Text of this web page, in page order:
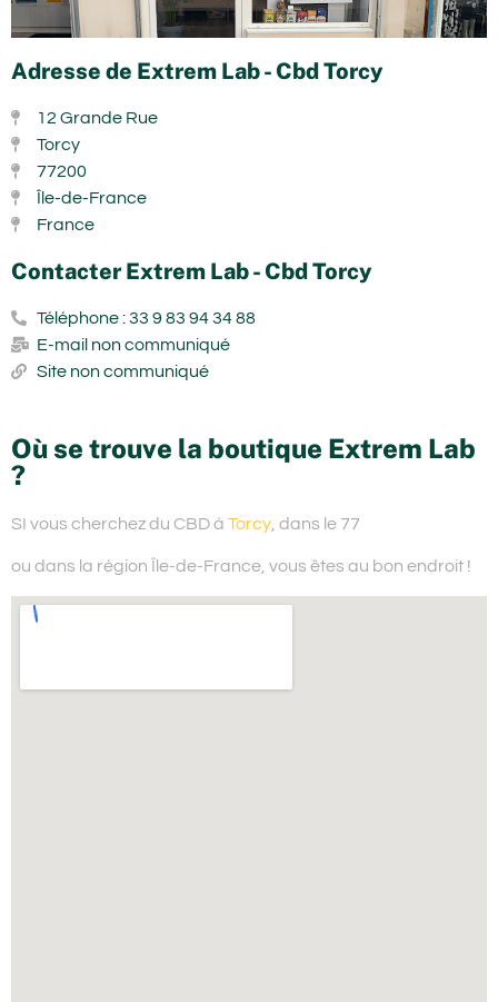
Adresse de Extrem Lab - Cbd Torcy
12 Grande Rue
Torcy
77200
Île-de-France
France
Contacter Extrem Lab - Cbd Torcy
Téléphone : 33 9 83 94 34 88
E-mail non communiqué
Site non communiqué
Où se trouve la boutique Extrem Lab
?
SI vous cherchez du CBD à Torcy , dans le 77
ou dans la région Île-de-France, vous êtes au bon endroit !